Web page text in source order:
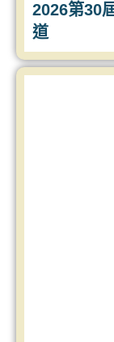
2026第30
道